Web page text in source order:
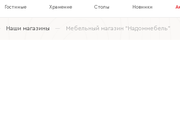
Гостиные Хранение Столы Новинки
Наши магазины Мебельный магазин “Надоммебель”